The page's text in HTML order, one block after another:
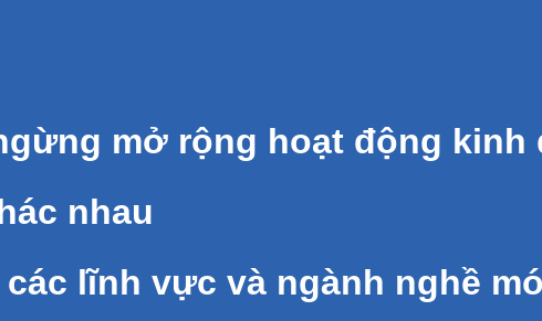
mở rộng hoạt động kinh
nhau
lĩnh vực và ngành nghề